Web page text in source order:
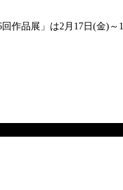
品展」は2月17日(金)